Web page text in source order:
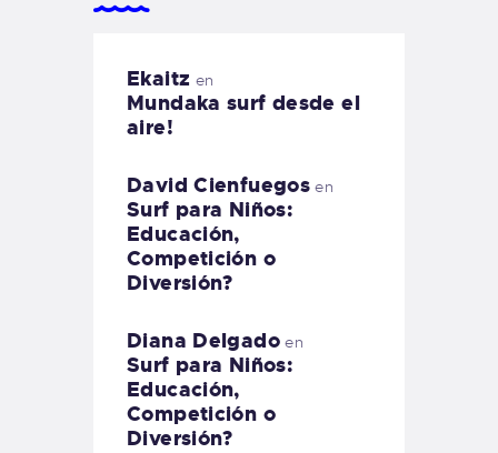
Ekaitz en
Mundaka surf desde el
aire!
David Cienfuegos en
Surf para Niños:
Educación,
Competición o
Diversión?
Diana Delgadoen
Surf para Niños:
Educación,
Competición o
Diversión?